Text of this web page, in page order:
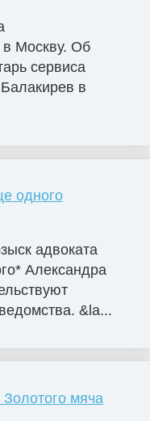
в Москву. Об
сервиса
в
одного
адвоката
Александра
&la...
мяча